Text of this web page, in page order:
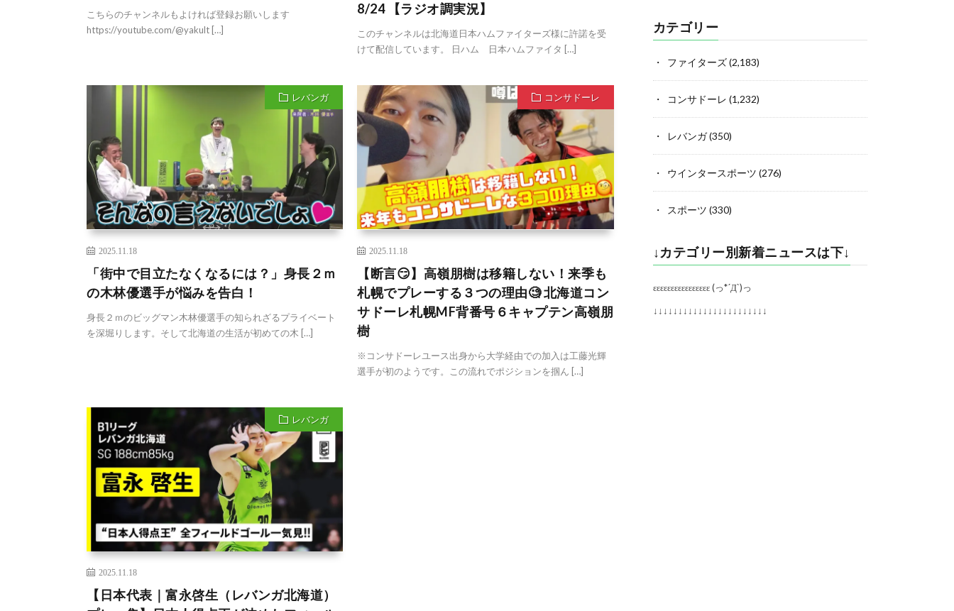
こちらのチャンネルもよければ登録お願いします
https://youtube.com/@yakult […]
8/24 【ラジオ調実況】
このチャンネルは北海道日本ハムファイターズ様に許諾を受
けて配信しています。 日ハム 日本ハムファイタ […]
レバンガ
2025.11.18
「街中で目立たなくなるには？」身長２ｍ
の木林優選手が悩みを告白！
身長２ｍのビッグマン木林優選手の知られざるプライベート
を深堀りします。そして北海道の生活が初めての木 […]
コンサドーレ
2025.11.18
【断言😏】高嶺朋樹は移籍しない！来季も
札幌でプレーする３つの理由🧐 北海道コン
サドーレ札幌MF背番号６キャプテン高嶺朋
樹
※コンサドーレユース出身から大学経由での加入は工藤光輝
選手が初のようです。この流れでポジションを掴ん […]
レバンガ
2025.11.18
【日本代表｜富永啓生（レバンガ北海道）
カテゴリー
ファイターズ(2,183)
コンサドーレ (1,232)
レバンガ(350)
ウインタースポーツ (276)
スポーツ (330)
↓カテゴリー別新着ニュースは下↓
εεεεεεεεεεεεεεεε (っ*´Д`)っ
↓↓↓↓↓↓↓↓↓↓↓↓↓↓↓↓↓↓↓↓↓↓↓